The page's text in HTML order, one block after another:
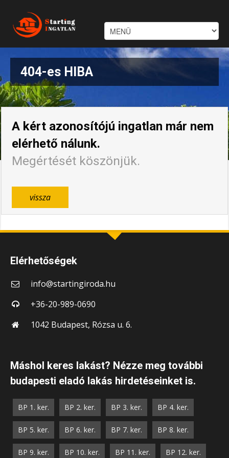
404-es HIBA
A kért azonosítójú ingatlan már nem
elérhető nálunk.
Megértését köszönjük.
vissza
Elérhetőségek
info@startingiroda.hu
+36-20-989-0690
1042 Budapest, Rózsa u. 6.
Máshol keres lakást? Nézze meg további
budapesti eladó lakás hirdetéseinket is.
BP 1. ker. BP 2. ker. BP 3. ker. BP 4. ker.
BP 5. ker. BP 6. ker. BP 7. ker. BP 8. ker.
BP 9. ker. BP 10. ker. BP 11. ker. BP 12. ker.